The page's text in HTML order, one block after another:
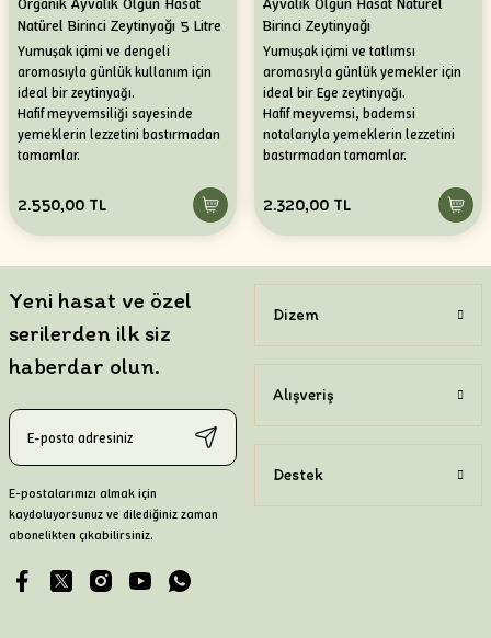
Natürel Birinci Zeytinyağı 5 Litre
Yumuşak içimi ve dengeli
aromasıyla günlük kullanım için
ideal bir zeytinyağı.
Hafif meyvemsiliği sayesinde
yemeklerin lezzetini bastırmadan
tamamlar.
2.550,00 TL
Birinci Zeytinyağı
Yumuşak içimi ve tatlımsı
aromasıyla günlük yemekler için
ideal bir Ege zeytinyağı.
Hafif meyvemsi, bademsi
notalarıyla yemeklerin lezzetini
bastırmadan tamamlar.
2.320,00 TL
Yeni hasat ve özel
serilerden ilk siz
haberdar olun.
E-postalarımızı almak için
kaydoluyorsunuz ve dilediğiniz zaman
abonelikten çıkabilirsiniz.
Dizem
Alışveriş
Destek